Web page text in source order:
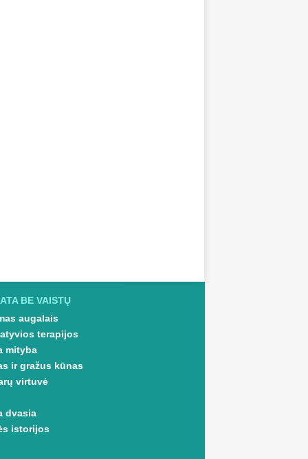
BE VAISTŲ
augalais
terapijos
mityba
ir gražus kūnas
virtuvė
dvasia
istorijos